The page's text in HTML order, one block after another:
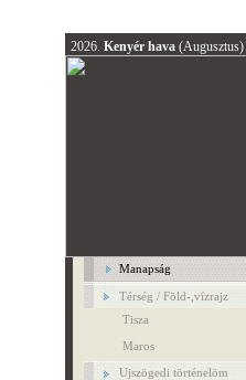
2026. Kenyér hava (Augusztus)
Manapság
Térség / Föld-,vízrajz
Tisza
Maros
Ujszögedi történelöm